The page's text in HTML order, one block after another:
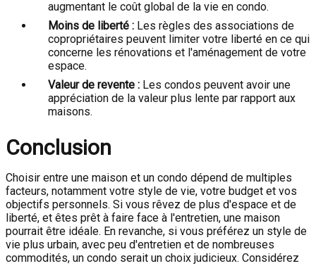
augmentant le coût global de la vie en condo.
Moins de liberté : Les règles des associations de
copropriétaires peuvent limiter votre liberté en ce qui
concerne les rénovations et l'aménagement de votre
espace.
Valeur de revente : Les condos peuvent avoir une
appréciation de la valeur plus lente par rapport aux
maisons.
Conclusion
Choisir entre une maison et un condo dépend de multiples
facteurs, notamment votre style de vie, votre budget et vos
objectifs personnels. Si vous rêvez de plus d'espace et de
liberté, et êtes prêt à faire face à l'entretien, une maison
pourrait être idéale. En revanche, si vous préférez un style de
vie plus urbain, avec peu d'entretien et de nombreuses
commodités, un condo serait un choix judicieux. Considérez